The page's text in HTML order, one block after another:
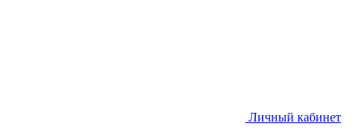
Личный кабинет